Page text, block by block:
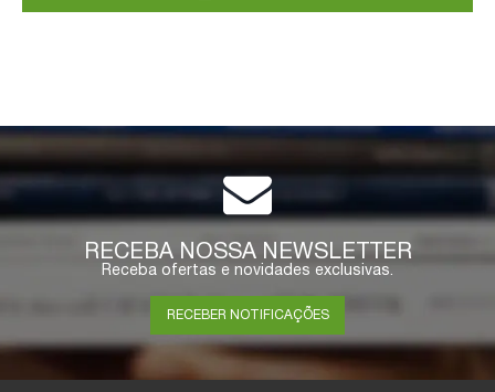
RECEBA NOSSA NEWSLETTER
Receba ofertas e novidades exclusivas.
RECEBER NOTIFICAÇÕES